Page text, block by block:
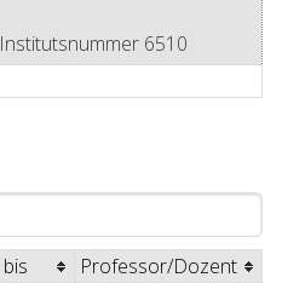
Institutsnummer 6510
bis
Professor/Dozent